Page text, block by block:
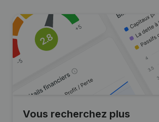
Vous recherchez plus